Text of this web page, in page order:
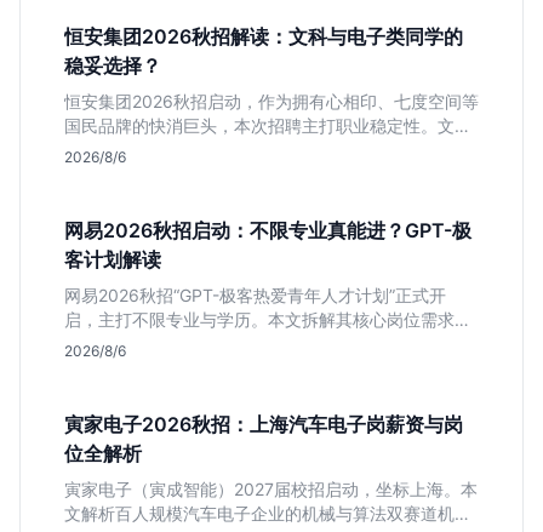
恒安集团2026秋招解读：文科与电子类同学的
稳妥选择？
恒安集团2026秋招启动，作为拥有心相印、七度空间等
国民品牌的快消巨头，本次招聘主打职业稳定性。文章
深度解析管培生项目，明确文商科主攻品牌营销、理工
2026/8/6
网易2026秋招启动：不限专业真能进？GPT-极
客计划解读
网易2026秋招“GPT-极客热爱青年人才计划”正式开
启，主打不限专业与学历。本文拆解其核心岗位需求
（技术研发、游戏策划、算法），分析非科班同学的投
2026/8/6
寅家电子2026秋招：上海汽车电子岗薪资与岗
位全解析
寅家电子（寅成智能）2027届校招启动，坐标上海。本
文解析百人规模汽车电子企业的机械与算法双赛道机